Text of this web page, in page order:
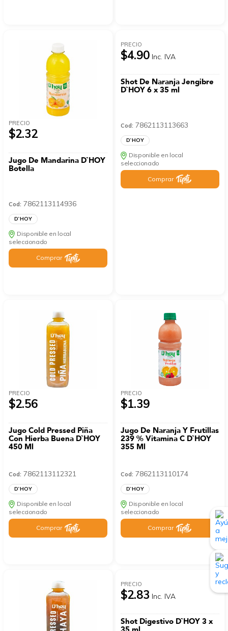
PRECIO
$2.32
Jugo De Mandarina D`HOY
Botella
Cod: 7862113114936
D`HOY
Disponible en local
seleccionado
Comprar
PRECIO
$4.90 Inc. IVA
Shot De Naranja Jengibre
D`HOY 6 x 35 ml
Cod: 7862113113663
D`HOY
Disponible en local
seleccionado
Comprar
PRECIO
$2.56
Jugo Cold Pressed Piña
Con Hierba Buena D`HOY
450 Ml
Cod: 7862113112321
D`HOY
Disponible en local
seleccionado
Comprar
PRECIO
$1.39
Jugo De Naranja Y Frutillas
239 % Vitamina C D`HOY
355 Ml
Cod: 7862113110174
D`HOY
Disponible en local
seleccionado
Comprar
PRECIO
$2.83 Inc. IVA
Shot Digestivo D`HOY 3 x